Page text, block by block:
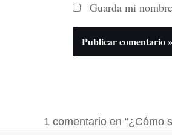
Guarda mi
1 comentario en “¿Cómo